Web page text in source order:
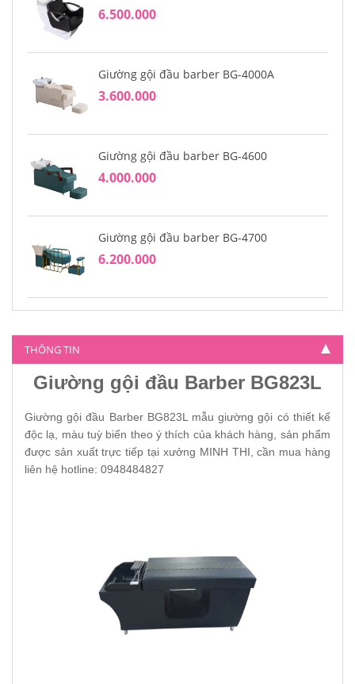
6.500.000
Giường gội đầu barber BG-4000A
3.600.000
Giường gội đầu barber BG-4600
4.000.000
Giường gội đầu barber BG-4700
6.200.000
5.900.000
THÔNG TIN
Giường gội đầu Barber BG823L
Giường gội đầu Barber BG823L mẫu giường gội có thiết kế
độc lạ, màu tuỳ biến theo ý thích của khách hàng, sản phẩm
được sản xuất trực tiếp tại xưởng MINH THI, cần mua hàng
liên hệ hotline: 0948484827